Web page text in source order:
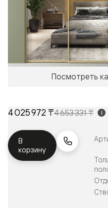
Посмотреть
4 025 972 ₸4 653 331 ₸ i
В
корзину